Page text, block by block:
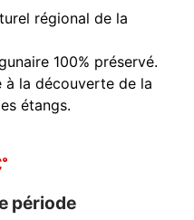
régional de la
100% préservé.
la découverte de la
étangs.
période